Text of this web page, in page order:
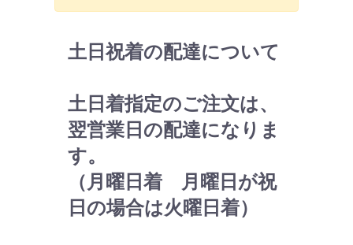
土日祝着の配達について
土日着指定のご注文は、
翌営業日の配達になりま
す。
（月曜日着 月曜日が祝
日の場合は火曜日着）